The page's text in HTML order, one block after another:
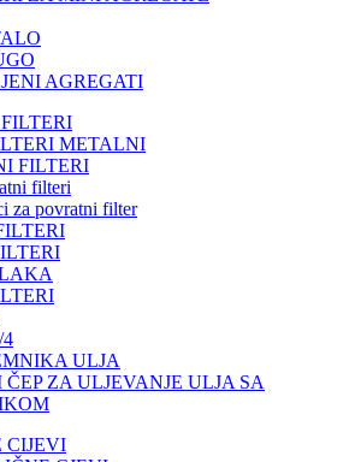
AGREGATI
METALNI
FILTERI
filteri
za povratni filter
4
ULJA
ZA ULJEVANJE ULJA SA
CIJEVI